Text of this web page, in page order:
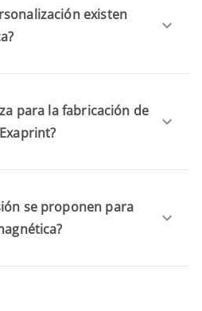
existen
para la fabricación de
se proponen para